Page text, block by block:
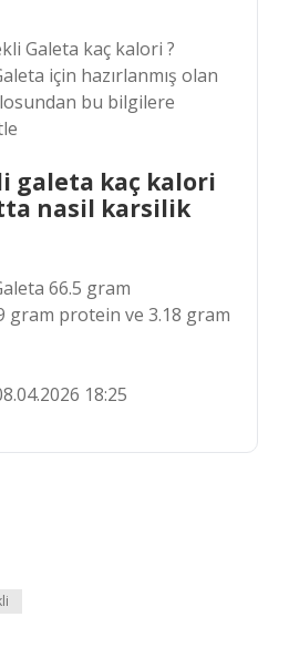
Galeta kaç kalori ?
için hazırlanmış olan
bu bilgilere
galeta kaç kalori
nasil karsilik
66.5 gram
gram protein ve 3.18 gram
18:25